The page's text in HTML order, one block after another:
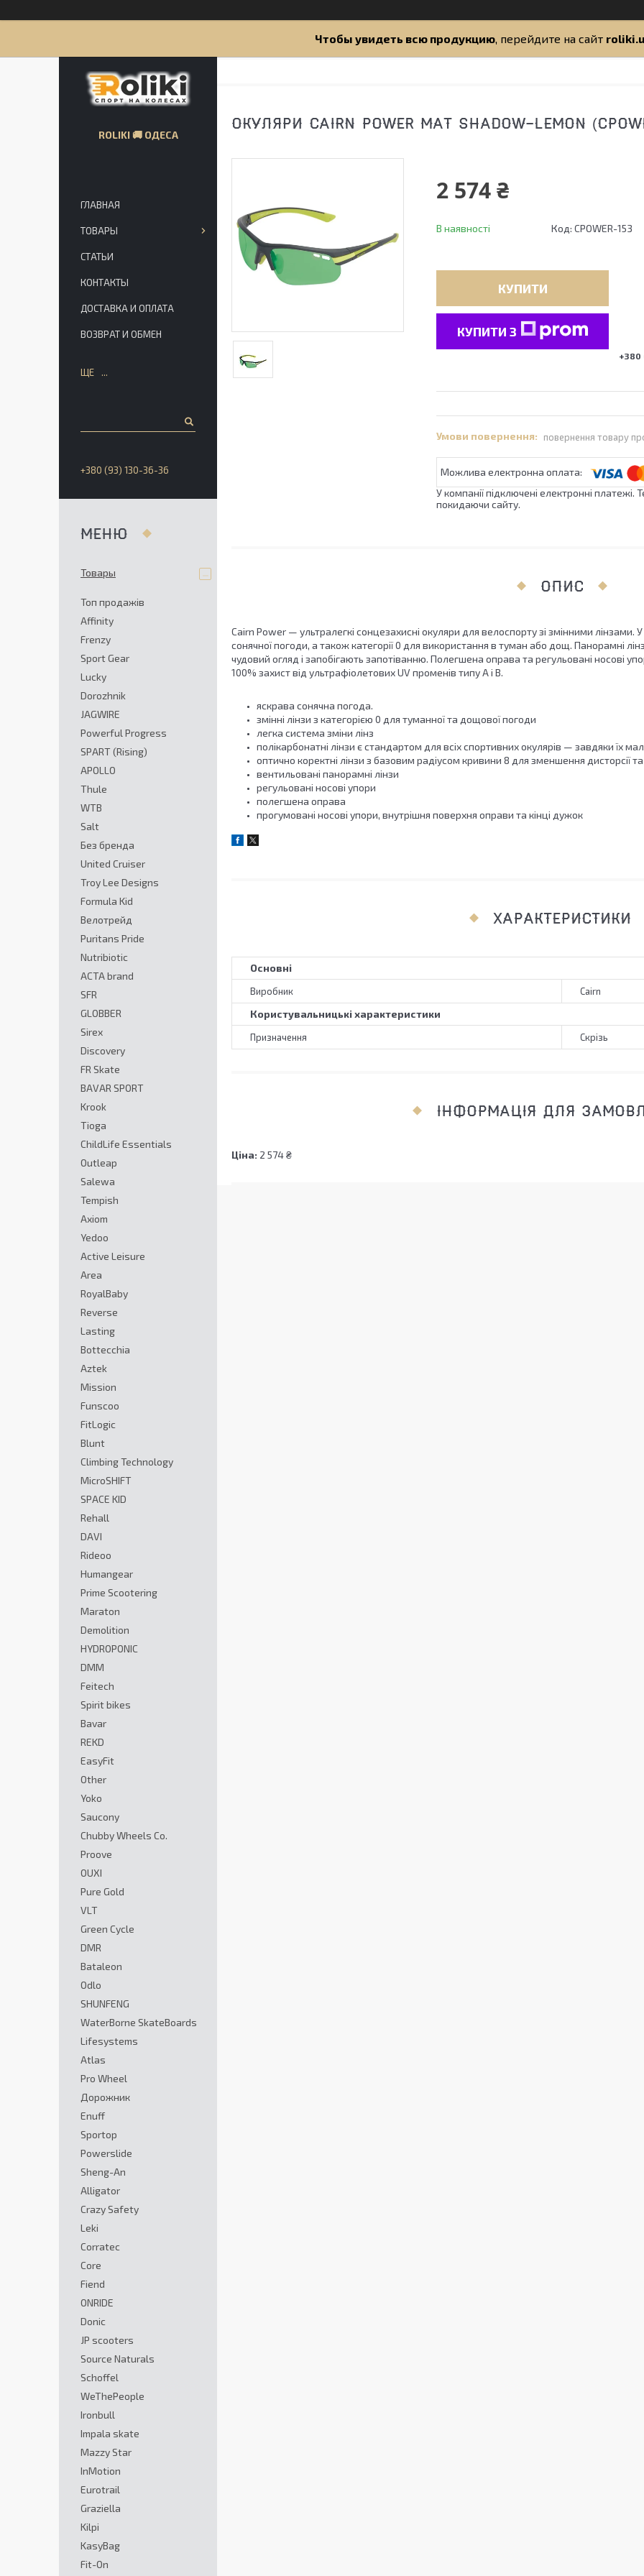
Чтобы увидеть всю продукцию, перейдите на сайт
ОКУЛЯРИ CAIRN POWER MAT SHADOW-LEMON
2 574 ₴
В наявності Код: CPOWER-153
КУПИТИ
КУПИТИ З
+380
повернення товару
У компанії підключені електронні
покидаючи сайту.
ОПИС
Cairn Power — ультралегкі сонцезахисні окуляри для велоспорту зі змінними лінзами.
сонячної погоди, а також категорії 0 для використання в туман або дощ. Панорамні
чудовий огляд і запобігають запотіванню. Полегшена оправа та регульовані носові
100% захист від ультрафіолетових UV променів типу A і B.
яскрава сонячна погода.
змінні лінзи з категорією 0 для туманної та дощової погоди
легка система зміни лінз
полікарбонатні лінзи є стандартом для всіх спортивних окулярів — завдяки їх
оптично коректні лінзи з базовим радіусом кривини 8 для зменшення дисторсії
вентильовані панорамні лінзи
регульовані носові упори
полегшена оправа
прогумовані носові упори, внутрішня поверхня оправи та кінці дужок
ХАРАКТЕРИСТИКИ
Основні
Виробник Cairn
Користувальницькі характеристики
Призначення Скрізь
ІНФОРМАЦІЯ ДЛЯ
Ціна: 2 574 ₴
ROLIKI 🚚 ОДЕСА
ГЛАВНАЯ
ТОВАРЫ
СТАТЬИ
КОНТАКТЫ
ДОСТАВКА И ОПЛАТА
ВОЗВРАТ И ОБМЕН
ЩЕ
+380 (93) 130-36-36
Товары
Топ продажів
Affinity
Frenzy
Sport Gear
Lucky
Dorozhnik
JAGWIRE
Powerful Progress
SPART (Rising)
APOLLO
Thule
WTB
Salt
Без бренда
United Cruiser
Troy Lee Designs
Formula Kid
Велотрейд
Puritans Pride
Nutribiotic
ACTA brand
SFR
GLOBBER
Sirex
Discovery
FR Skate
BAVAR SPORT
Krook
Tioga
ChildLife Essentials
Outleap
Salewa
Tempish
Axiom
Yedoo
Active Leisure
Area
RoyalBaby
Reverse
Lasting
Bottecchia
Aztek
Mission
Funscoo
FitLogic
Blunt
Climbing Technology
MicroSHIFT
SPACE KID
Rehall
DAVI
Rideoo
Humangear
Prime Scootering
Maraton
Demolition
HYDROPONIC
DMM
Feitech
Spirit bikes
Bavar
REKD
EasyFit
Other
Yoko
Saucony
Chubby Wheels Co.
Proove
OUXI
Pure Gold
VLT
Green Cycle
DMR
Bataleon
Odlo
SHUNFENG
WaterBorne SkateBoards
Lifesystems
Atlas
Pro Wheel
Дорожник
Enuff
Sportop
Powerslide
Sheng-An
Alligator
Crazy Safety
Leki
Corratec
Core
Fiend
ONRIDE
Donic
JP scooters
Source Naturals
Schoffel
WeThePeople
Ironbull
Impala skate
Mazzy Star
InMotion
Eurotrail
Graziella
Kilpi
KasyBag
Fit-On